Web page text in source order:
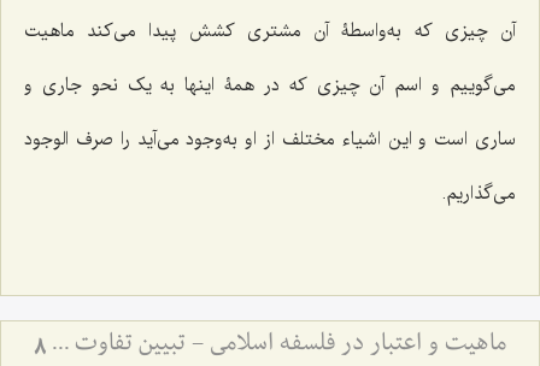
آن چیزی که به‌واسطۀ آن مشتری کشش پیدا می‌کند ماهیت
می‌گوییم و اسم آن چیزی که در همۀ اینها به یک نحو جاری و
ساری است و این اشیاء مختلف از او به‌وجود می‌آید را صرف الوجود
می‌گذاریم.
ماهیت و اعتبار در فلسفه اسلامی - تبیین تفاوت میان امور اعتباری و حقایق وجودی 8